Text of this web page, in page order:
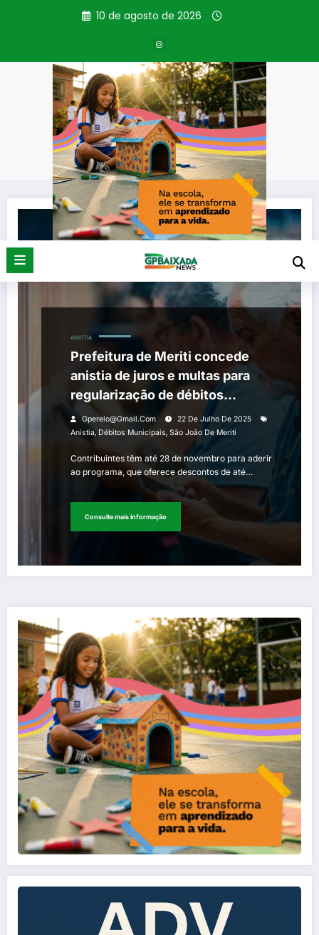
10 de agosto de 2026
Categoria: Anistia
Página inicial Anistia
ANISTIA
Prefeitura de Meriti concede
anistia de juros e multas para
regularização de débitos
municipais
Gperelo@gmail.com
22 De Julho De 2025
Anistia, Débitos Municipais, São João De Meriti
Contribuintes têm até 28 de novembro para aderir
ao programa, que oferece descontos de até…
Consulte mais informação